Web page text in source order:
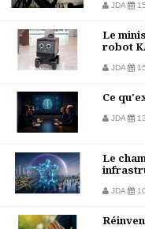
JDA
Le
robot
JDA
Ce
JDA
Le
JDA